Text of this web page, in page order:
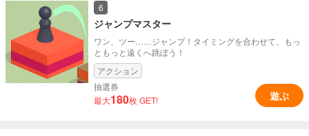
6
ジャンプマスター
ワン、ツー……ジャンプ！タイミングを合わせて、もっ
ともっと遠くへ跳ぼう！
アクション
抽選券
最大180枚 GET! 遊ぶ